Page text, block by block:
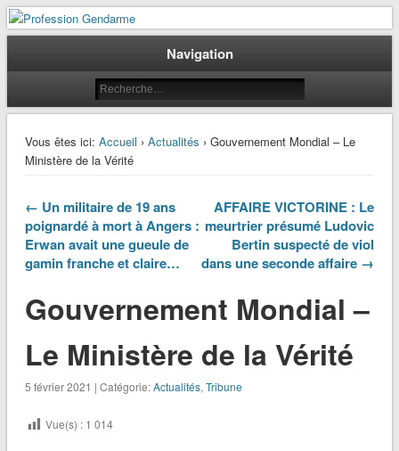
Profession Gendarme
Le journal des gendarmes
Navigation
Vous êtes ici: Accueil › Actualités › Gouvernement Mondial – Le
Ministère de la Vérité
← Un militaire de 19 ans
poignardé à mort à Angers :
Erwan avait une gueule de
gamin franche et claire…
AFFAIRE VICTORINE : Le
meurtrier présumé Ludovic
Bertin suspecté de viol
dans une seconde affaire →
Gouvernement Mondial –
Le Ministère de la Vérité
5 février 2021 | Catégorie:Actualités, Tribune
Vue(s) : 1 014